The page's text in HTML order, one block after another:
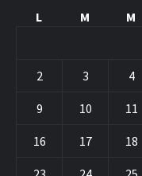
L
M M
2 3 4
9 10 11
16 17 18